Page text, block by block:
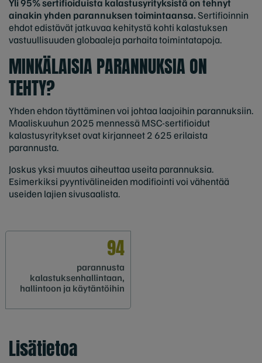
Yli 95% sertifioiduista kalastusyrityksistä on tehnyt
ainakin yhden parannuksen toimintaansa.Sertifioinnin
ehdot edistävät jatkuvaa kehitystä kohti kalastuksen
vastuullisuuden globaaleja parhaita toimintatapoja.
MINKÄLAISIA PARANNUKSIA ON
TEHTY?
Yhden ehdon täyttäminen voi johtaa laajoihin parannuksiin.
Maaliskuuhun 2025 mennessä MSC-sertifioidut
kalastusyritykset ovat kirjanneet 2 625 erilaista
parannusta.
Joskus yksi muutos aiheuttaa useita parannuksia.
Esimerkiksi pyyntivälineiden modifiointi voi vähentää
useiden lajien sivusaalista.
94
parannusta
kalastuksenhallintaan,
hallintoon ja käytäntöihin
Lisätietoa